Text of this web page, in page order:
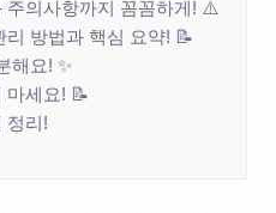
주의사항까지 꼼꼼하게! ⚠️
방법과 핵심 요약! 📝
해요! ✨
마세요! 📝
정리!